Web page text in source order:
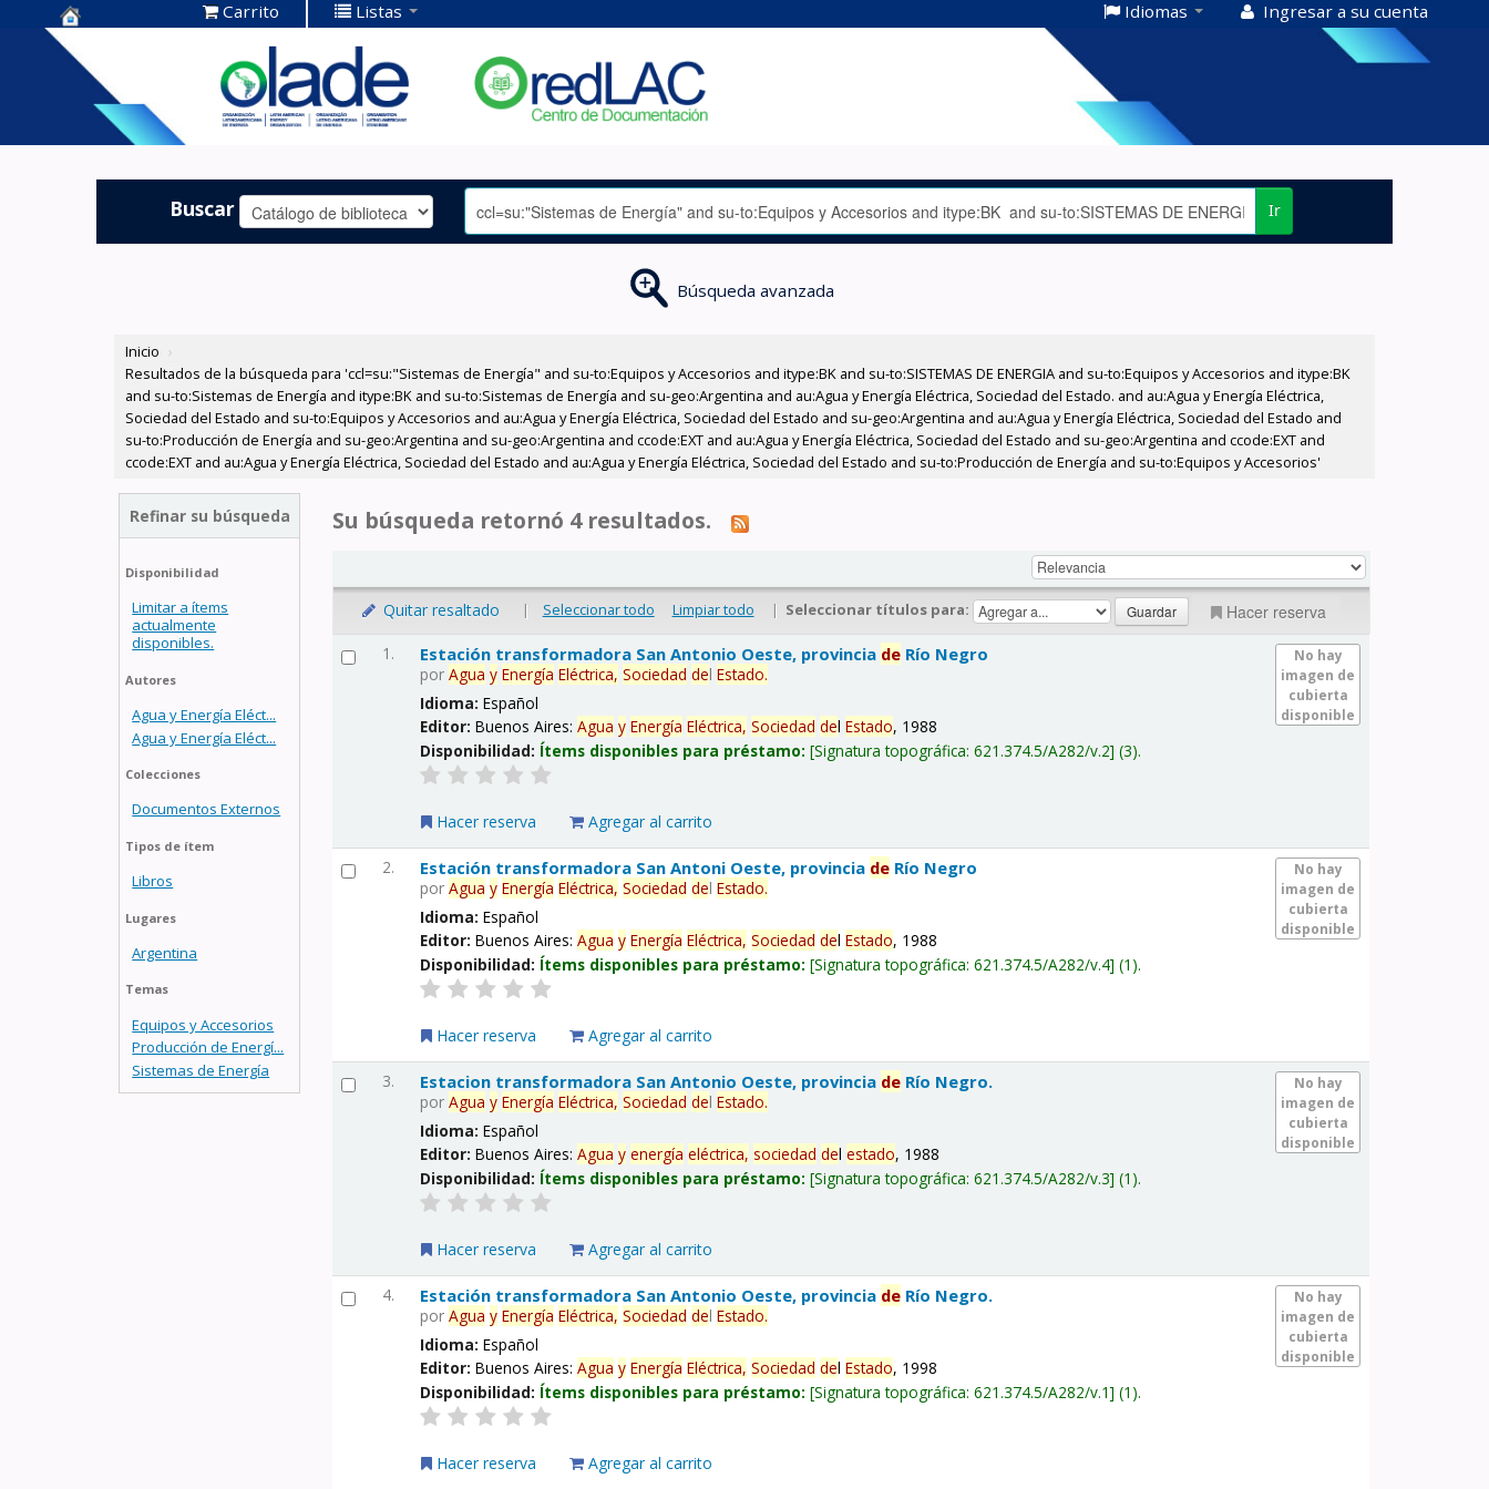
Centro de
Documentación
OLADE -
Carrito Listas Idiomas Ingresar a su cuenta
Buscar Ir
Búsqueda avanzada
Inicio ›
Resultados de la búsqueda para 'ccl=su:"Sistemas de Energía" and su-to:Equipos y Accesorios and itype:BK and su-to:SISTEMAS DE ENERGIA and su-to:Equipos y Accesorios and itype:BK
and su-to:Sistemas de Energía and itype:BK and su-to:Sistemas de Energía and su-geo:Argentina and au:Agua y Energía Eléctrica, Sociedad del Estado. and au:Agua y Energía Eléctrica,
Sociedad del Estado and su-to:Equipos y Accesorios and au:Agua y Energía Eléctrica, Sociedad del Estado and su-geo:Argentina and au:Agua y Energía Eléctrica, Sociedad del Estado and
su-to:Producción de Energía and su-geo:Argentina and su-geo:Argentina and ccode:EXT and au:Agua y Energía Eléctrica, Sociedad del Estado and su-geo:Argentina and ccode:EXT and
ccode:EXT and au:Agua y Energía Eléctrica, Sociedad del Estado and au:Agua y Energía Eléctrica, Sociedad del Estado and su-to:Producción de Energía and su-to:Equipos y Accesorios'
Refinar su búsqueda
Disponibilidad
Limitar a ítems
actualmente
disponibles.
Autores
Agua y Energía Eléct...
Agua y Energía Eléct...
Colecciones
Documentos Externos
Tipos de ítem
Libros
Lugares
Argentina
Temas
Equipos y Accesorios
Producción de Energí...
Sistemas de Energía
Su búsqueda retornó 4 resultados.
Quitar resaltado | Seleccionar todo Limpiar todo | Seleccionar títulos para: Hacer reserva
1.
No hay
imagen de
cubierta
disponible
Estación transformadora San Antonio Oeste, provincia de Río Negro
porAgua y Energía Eléctrica, Sociedad delEstado.
Idioma:Español
Editor:Buenos Aires:Agua y Energía Eléctrica, Sociedad delEstado, 1988
Disponibilidad: Ítems disponibles para préstamo: Signatura topográfica:621.374.5/A282/v.2 (3).
Hacer reserva Agregar al carrito
2.
No hay
imagen de
cubierta
disponible
Estación transformadora San Antoni Oeste, provincia de Río Negro
porAgua y Energía Eléctrica, Sociedad delEstado.
Idioma:Español
Editor:Buenos Aires:Agua y Energía Eléctrica, Sociedad delEstado, 1988
Disponibilidad: Ítems disponibles para préstamo: Signatura topográfica:621.374.5/A282/v.4 (1).
Hacer reserva Agregar al carrito
3.
No hay
imagen de
cubierta
disponible
Estacion transformadora San Antonio Oeste, provincia de Río Negro.
porAgua y Energía Eléctrica, Sociedad delEstado.
Idioma:Español
Editor:Buenos Aires:Agua y energía eléctrica, sociedad delestado, 1988
Disponibilidad: Ítems disponibles para préstamo: Signatura topográfica:621.374.5/A282/v.3 (1).
Hacer reserva Agregar al carrito
4.
No hay
imagen de
cubierta
disponible
Estación transformadora San Antonio Oeste, provincia de Río Negro.
porAgua y Energía Eléctrica, Sociedad delEstado.
Idioma:Español
Editor:Buenos Aires:Agua y Energía Eléctrica, Sociedad delEstado, 1998
Disponibilidad: Ítems disponibles para préstamo: Signatura topográfica:621.374.5/A282/v.1 (1).
Hacer reserva Agregar al carrito